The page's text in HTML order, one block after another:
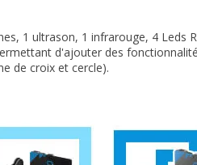
1 ultrason, 1 infrarouge, 4 Leds
d'ajouter des
de croix et cercle).